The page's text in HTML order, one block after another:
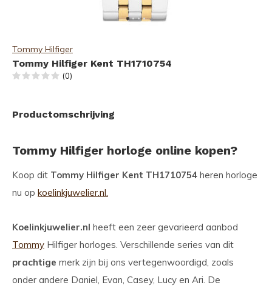
Tommy Hilfiger
Tommy Hilfiger Kent TH1710754
(0)
Productomschrijving
Tommy Hilfiger horloge online kopen?
Koop dit Tommy Hilfiger Kent TH1710754 heren horloge
nu op koelinkjuwelier.nl.
Koelinkjuwelier.nl heeft een zeer gevarieerd aanbod
Tommy Hilfiger horloges. Verschillende series van dit
prachtige merk zijn bij ons vertegenwoordigd, zoals
onder andere Daniel, Evan, Casey, Lucy en Ari. De